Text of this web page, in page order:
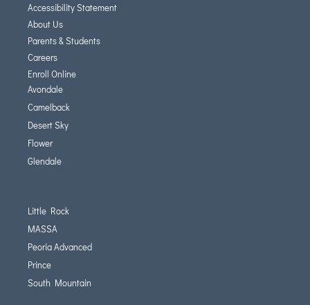
Accessibility Statement
About Us
Parents & Students
Careers
Enroll Online
Avondale
Camelback
Desert Sky
Flower
Glendale
Little Rock
MASSA
Peoria Advanced
Prince
South Mountain